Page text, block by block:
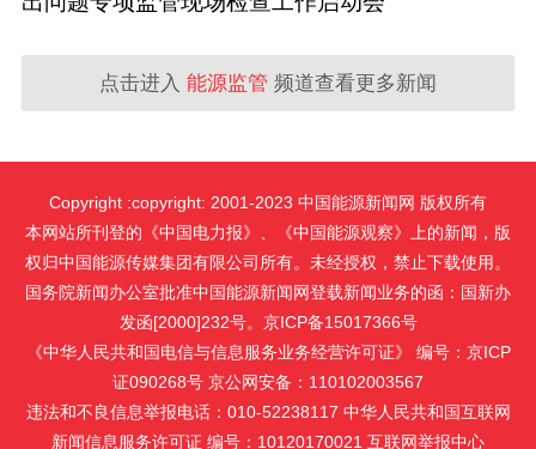
点击进入 能源监管 频道查看更多新闻
Copyright :copyright: 2001-2023 中国能源新闻网 版权所有
本网站所刊登的《中国电力报》、《中国能源观察》上的新闻，版
权归中国能源传媒集团有限公司所有。未经授权，禁止下载使用。
国务院新闻办公室批准中国能源新闻网登载新闻业务的函：国新办
发函[2000]232号。京ICP备15017366号
《中华人民共和国电信与信息服务业务经营许可证》 编号：京ICP
证090268号 京公网安备：110102003567
违法和不良信息举报电话：010-52238117 中华人民共和国互联网
新闻信息服务许可证 编号：10120170021 互联网举报中心